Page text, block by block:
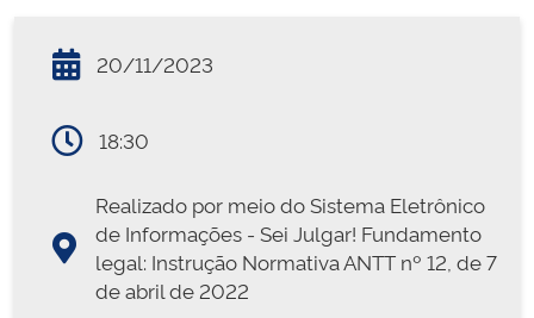
20/11/2023
18:30
Realizado por meio do Sistema Eletrônico
de Informações - Sei Julgar! Fundamento
legal: Instrução Normativa ANTT nº 12, de 7
de abril de 2022